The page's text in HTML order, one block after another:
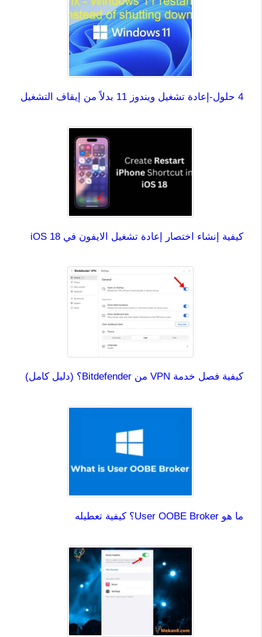
4 حلول-إعادة تشغيل ويندوز 11 بدلاً من إيقاف التشغيل
كيفية إنشاء اختصار إعادة تشغيل الايفون في iOS 18
كيفية فصل خدمة VPN من Bitdefender؟ (دليل كامل)
ما هو User OOBE Broker؟ كيفية تعطيله